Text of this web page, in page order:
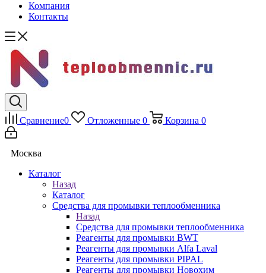
Компания
Контакты
Сравнение0 Отложенные 0 Корзина 0
Москва
Каталог
Назад
Каталог
Средства для промывки теплообменника
Назад
Средства для промывки теплообменника
Реагенты для промывки BWT
Реагенты для промывки Alfa Laval
Реагенты для промывки PIPAL
Реагенты для промывки Новохим